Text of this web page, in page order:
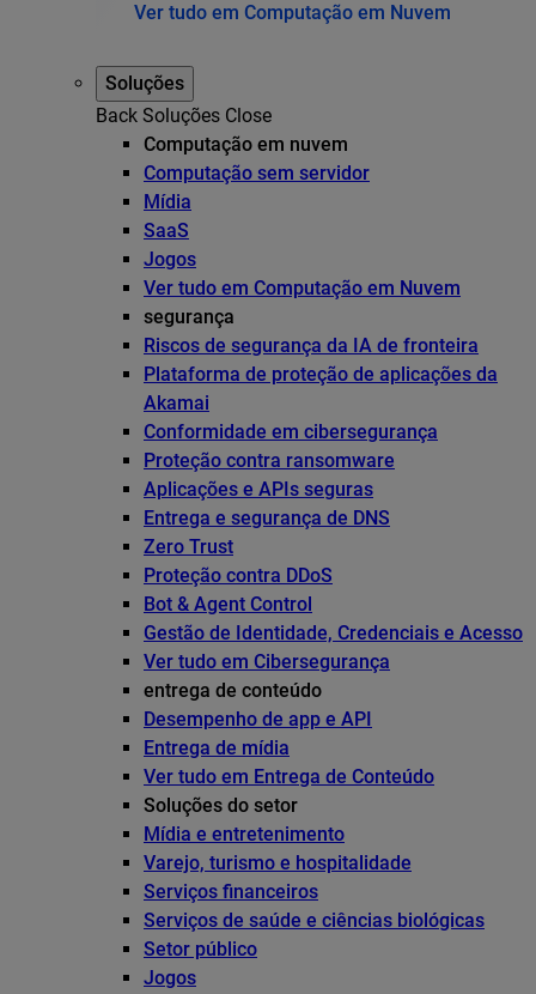
Ver tudo em Computação em Nuvem
Soluções
Back Soluções Close
Computação em nuvem
Computação sem servidor
Mídia
SaaS
Jogos
Ver tudo em Computação em Nuvem
segurança
Riscos de segurança da IA de fronteira
Plataforma de proteção de aplicações da
Akamai
Conformidade em cibersegurança
Proteção contra ransomware
Aplicações e APIs seguras
Entrega e segurança de DNS
Zero Trust
Proteção contra DDoS
Bot & Agent Control
Gestão de Identidade, Credenciais e Acesso
Ver tudo em Cibersegurança
entrega de conteúdo
Desempenho de app e API
Entrega de mídia
Ver tudo em Entrega de Conteúdo
Soluções do setor
Mídia e entretenimento
Varejo, turismo e hospitalidade
Serviços financeiros
Serviços de saúde e ciências biológicas
Setor público
Jogos